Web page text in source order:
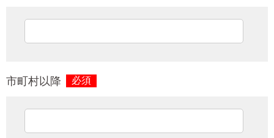
市町村以降 必須